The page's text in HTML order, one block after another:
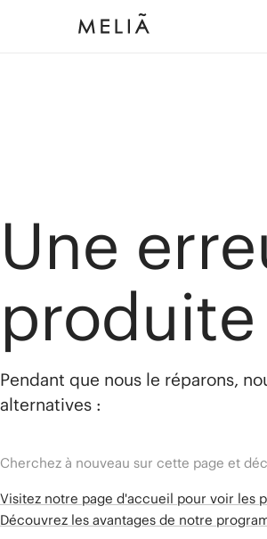
Une
produite
Pendant que nous le réparons,
alternatives :
Cherchez à nouveau sur cette page et
Visitez notre page d'accueil pour voir les
Découvrez les avantages de notre